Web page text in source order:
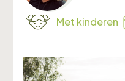
Met kinderen